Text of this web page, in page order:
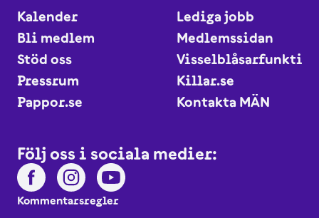
Kalender
Lediga jobb
Bli medlem
Medlemssidan
Stöd oss
Visselblåsarfunktion
Pressrum
Killar.se
Pappor.se
Kontakta MÄN
Följ oss i sociala medier:
Kommentarsregler